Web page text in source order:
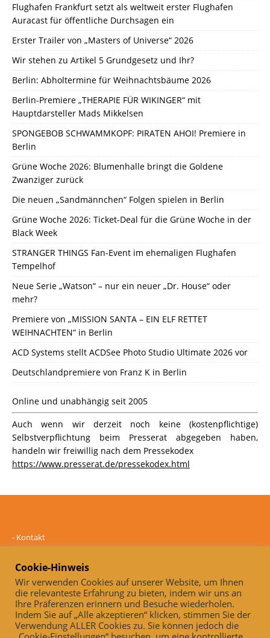
Flughafen Frankfurt setzt als weltweit erster Flughafen
Auracast für öffentliche Durchsagen ein
Erster Trailer von „Masters of Universe“ 2026
Wir stehen zu Artikel 5 Grundgesetz und Ihr?
Berlin: Abholtermine für Weihnachtsbäume 2026
Berlin-Premiere „THERAPIE FÜR WIKINGER“ mit
Hauptdarsteller Mads Mikkelsen
SPONGEBOB SCHWAMMKOPF: PIRATEN AHOI! Premiere in
Berlin
Grüne Woche 2026: Blumenhalle bringt die Goldene
Zwanziger zurück
Die neuen „Sandmännchen“ Folgen spielen in Berlin
Grüne Woche 2026: Ticket-Deal für die Grüne Woche in der
Black Week
STRANGER THINGS Fan-Event im ehemaligen Flughafen
Tempelhof
Neue Serie „Watson“ – nur ein neuer „Dr. House“ oder
mehr?
Premiere von „MISSION SANTA – EIN ELF RETTET
WEIHNACHTEN“ in Berlin
ACD Systems stellt ACDSee Photo Studio Ultimate 2026 vor
Deutschlandpremiere von Franz K in Berlin
Online und unabhängig seit 2005
Auch wenn wir derzeit noch keine (kostenpflichtige)
Selbstverpflichtung beim Presserat abgegeben haben,
handeln wir freiwillig nach dem Pressekodex
https://www.presserat.de/pressekodex.html
- Kontakt
Datenschutz
-Impressum
Online und unabhängig seit 2005
Auch, wenn wir derzeit noch keine (kostenpflichtige)
Selbstverpflichtung beim Presserat abgegeben haben, handeln wir
Cookie-Hinweis
Wir verwenden Cookies auf unserer Website, um Ihnen
die relevanteste Erfahrung zu bieten, indem wir uns an
Ihre Präferenzen erinnern und Besuche wiederholen.
Indem Sie auf „Alle akzeptieren“ klicken, stimmen Sie der
Verwendung ALLER Cookies zu. Sie können jedoch die